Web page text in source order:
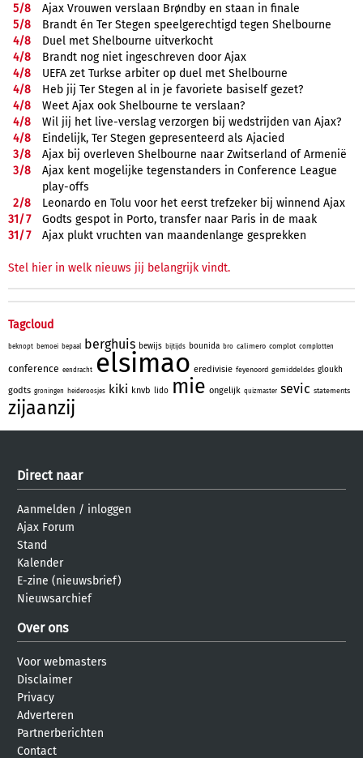
5/8
Ajax Vrouwen verslaan Brøndby en staan in finale
5/8
Brandt én Ter Stegen speelgerechtigd tegen Shelbourne
4/8
Duel met Shelbourne uitverkocht
4/8
Brandt nog niet ingeschreven door Ajax
4/8
UEFA zet Turkse arbiter op duel met Shelbourne
4/8
Heb jij Ter Stegen al in je favoriete basiself gezet?
4/8
Weet Ajax ook Shelbourne te verslaan?
4/8
Wil jij het live-verslag verzorgen bij wedstrijden van Ajax?
4/8
Eindelijk, Ter Stegen gepresenteerd als Ajacied
3/8
Ajax bij overleven Shelbourne naar Zwitserland of Armenië
3/8
Ajax kent mogelijke tegenstanders in Conference League
play-offs
2/8
Leonardo en Tolu voor het eerst trefzeker bij winnend Ajax
31/7
Godts gespot in Porto, transfer naar Paris in de maak
31/7 Ajax plukt vruchten van maandenlange gesprekken
Stel hier in welk nieuws jij belangrijk vindt.
Tagcloud
beknopt bemoei bepaal berghuis bewijs bijtijds bounida bro calimero complot complotten
conference eendracht elsimao eredivisie feyenoord gemiddeldes gloukh
godts groningen heideroosjes kiki knvb lido mie ongelijk quizmaster sevic statements
zijaanzij
Direct naar
Aanmelden / inloggen
Ajax Forum
Stand
Kalender
E-zine (nieuwsbrief)
Nieuwsarchief
Over ons
Voor webmasters
Disclaimer
Privacy
Adverteren
Partnerberichten
Contact